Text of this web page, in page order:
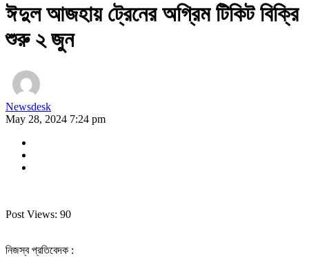
ঈদুল আজহায় ট্রেনের অগ্রিম টিকিট বিক্রি
শুরু ২ জুন
Newsdesk
May 28, 2024 7:24 pm
Post Views: 90
নিজস্ব প্রতিবেদক :